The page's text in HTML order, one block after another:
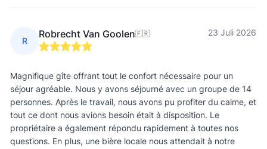
R
Robrecht Van Goolen🇫🇷 23 Juli 2026
Magnifique gîte offrant tout le confort nécessaire pour un
séjour agréable. Nous y avons séjourné avec un groupe de 14
personnes. Après le travail, nous avons pu profiter du calme, et
tout ce dont nous avions besoin était à disposition. Le
propriétaire a également répondu rapidement à toutes nos
questions. En plus, une bière locale nous attendait à notre